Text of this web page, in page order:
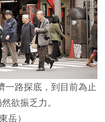
路探底，到目前為止
欲振乏力。
岳）